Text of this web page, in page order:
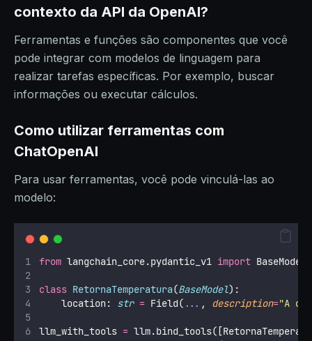
contexto da API da OpenAI?
Ferramentas e funções são componentes que você
pode integrar com modelos de linguagem para
realizar tarefas específicas. Por exemplo, buscar
informações ou executar cálculos.
Como utilizar ferramentas com
ChatOpenAI
Para usar ferramentas, você pode vinculá-las ao
modelo:
from langchain_core.pydantic_v1 import
class RetornaTemperatura(BaseModel):
    location:
str = Field( ... , description="A
llm_with_tools =